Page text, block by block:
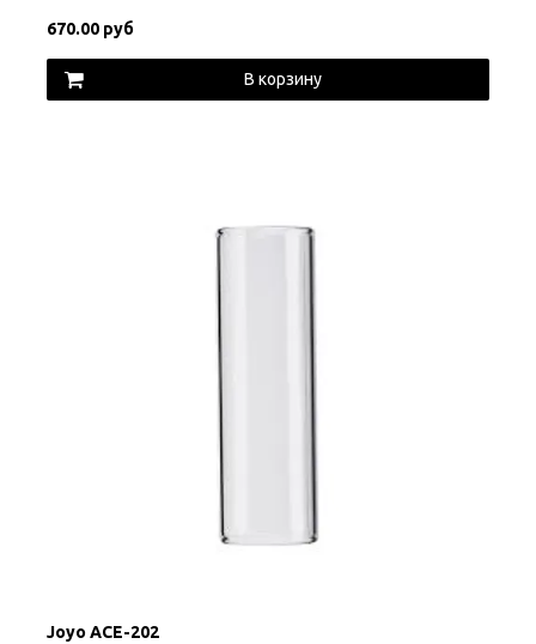
670.00 руб
В корзину
Joyo ACE-202